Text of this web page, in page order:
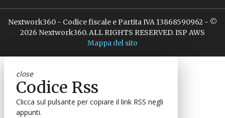
Nextwork360 - Codice fiscale e Partita IVA 13868590962 - ©
2026 Nextwork360. ALL RIGHTS RESERVED. ISP AWS
Mappa del sito
close
Codice Rss
Clicca sul pulsante per copiare il link RSS negli
appunti.